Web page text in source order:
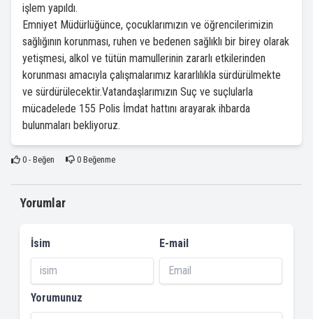
işlem yapıldı.
Emniyet Müdürlüğünce, çocuklarımızın ve öğrencilerimizin
sağlığının korunması, ruhen ve bedenen sağlıklı bir birey olarak
yetişmesi, alkol ve tütün mamullerinin zararlı etkilerinden
korunması amacıyla çalışmalarımız kararlılıkla sürdürülmekte
ve sürdürülecektir.Vatandaşlarımızın Suç ve suçlularla
mücadelede 155 Polis İmdat hattını arayarak ihbarda
bulunmaları bekliyoruz.
0- Beğen 0Beğenme
Yorumlar
İsim E-mail
Yorumunuz